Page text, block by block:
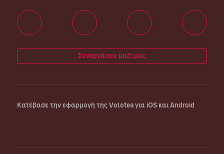
Συνεργάσου μαζί μας
Κατέβασε την εφαρμογή της Volotea για iOS και Android